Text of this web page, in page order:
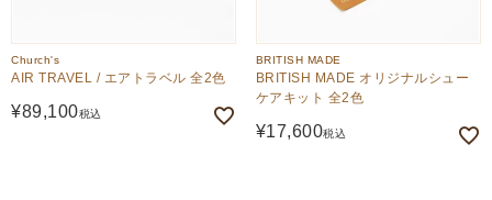
Church's
AIR TRAVEL / エアトラベル 全2色
¥89,100税込
BRITISH MADE
BRITISH MADE オリジナルシュー
ケアキット 全2色
¥17,600税込